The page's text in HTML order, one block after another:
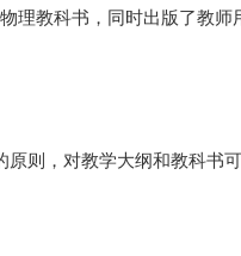
理教科书，同时出版了教师
则，对教学大纲和教科书